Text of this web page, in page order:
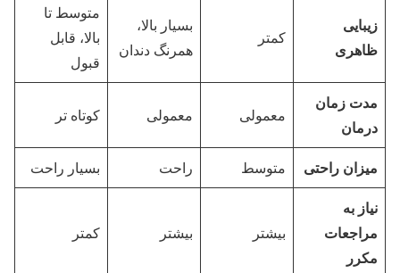
زیبایی
ظاهری
کمتر
بسیار بالا،
همرنگ دندان
متوسط تا
بالا، قابل
قبول
مدت زمان
درمان
معمولی معمولی کوتاه تر
میزان راحتی متوسط راحت بسیار راحت
نیاز به
مراجعات
مکرر
بیشتر بیشتر کمتر